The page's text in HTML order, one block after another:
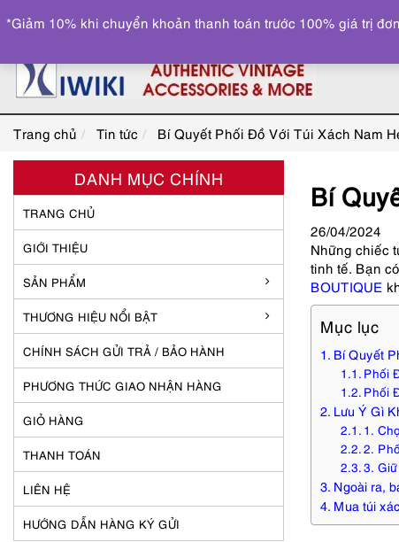
Trang chủ Tin tức Bí Quyết Phối Đồ Với Túi Xách Nam
Bí
26/04/2024
Những chiếc
tinh tế. Bạn
BOUTIQUE
Mục lục
Bí Quyết
Phối
Phối
Lưu Ý Gì
1.
2.
3.
Ngoài ra,
Mua túi
DANH MỤC CHÍNH
TRANG CHỦ
GIỚI THIỆU
SẢN PHẨM
THƯƠNG HIỆU NỔI BẬT
CHÍNH SÁCH GỬI TRẢ / BẢO HÀNH
PHƯƠNG THỨC GIAO NHẬN HÀNG
GIỎ HÀNG
THANH TOÁN
LIÊN HỆ
HƯỚNG DẪN HÀNG KÝ GỬI
*Giảm 10% khi chuyển khoản thanh toán trước 100% giá trị